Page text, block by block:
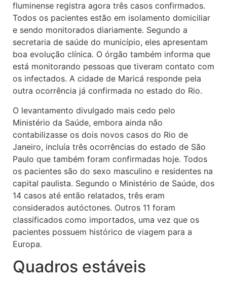
fluminense registra agora três casos confirmados.
Todos os pacientes estão em isolamento domiciliar
e sendo monitorados diariamente. Segundo a
secretaria de saúde do município, eles apresentam
boa evolução clínica. O órgão também informa que
está monitorando pessoas que tiveram contato com
os infectados. A cidade de Maricá responde pela
outra ocorrência já confirmada no estado do Rio.
O levantamento divulgado mais cedo pelo
Ministério da Saúde, embora ainda não
contabilizasse os dois novos casos do Rio de
Janeiro, incluía três ocorrências do estado de São
Paulo que também foram confirmadas hoje. Todos
os pacientes são do sexo masculino e residentes na
capital paulista. Segundo o Ministério de Saúde, dos
14 casos até então relatados, três eram
considerados autóctones. Outros 11 foram
classificados como importados, uma vez que os
pacientes possuem histórico de viagem para a
Europa.
Quadros estáveis